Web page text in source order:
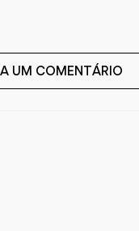
UM COMENTÁRIO